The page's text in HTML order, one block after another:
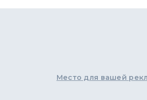
Место для вашей